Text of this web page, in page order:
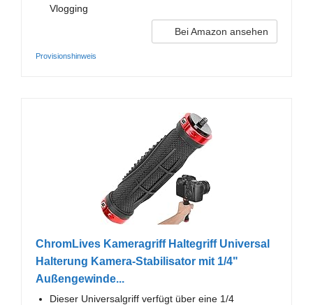
Vlogging
Bei Amazon ansehen
Provisionshinweis
ChromLives Kameragriff Haltegriff Universal
Halterung Kamera-Stabilisator mit 1/4"
Außengewinde...
Dieser Universalgriff verfügt über eine 1/4